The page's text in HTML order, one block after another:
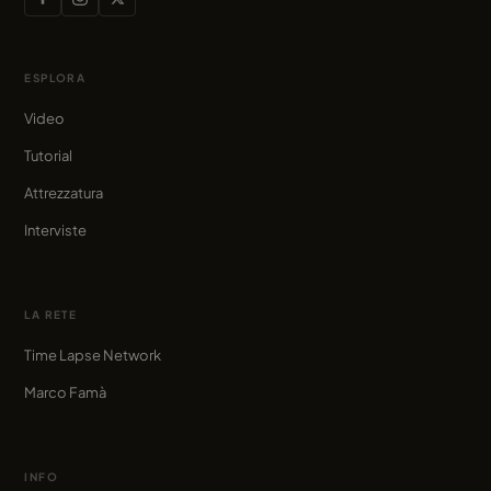
ESPLORA
Video
Tutorial
Attrezzatura
Interviste
LA RETE
Time Lapse Network
Marco Famà
INFO